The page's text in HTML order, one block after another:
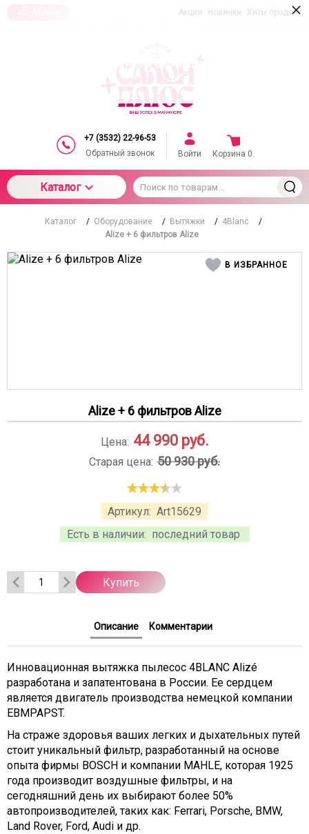
Акции Новинки Хиты продаж
+7 (3532) 22-96-53
Обратный звонок
Войти Корзина 0
Каталог
Каталог / Оборудование / Вытяжки / 4Blanc
/
Alize + 6 фильтров Alize
В ИЗБРАННОЕ
Alize + 6 фильтров Alize
Артикул: Art15629
Есть в наличии: последний товар
Цена: 44 990 руб.
Старая цена: 50 930 руб.
Купить
Описание Комментарии
Инновационная вытяжка пылесос 4BLANC Alizé
разработана и запатентована в России. Ее сердцем
является двигатель производства немецкой компании
EBMPAPST.
На страже здоровья ваших легких и дыхательных путей
стоит уникальный фильтр, разработанный на основе
опыта фирмы BOSCH и компании MAHLE, которая 1925
года производит воздушные фильтры, и на
сегодняшний день их выбирают более 50%
автопроизводителей, таких как: Ferrari, Porsche, BMW,
Land Rover, Ford, Audi и др.
компанией cookie-файлов в соответствии с
настоящим соглашением в отношении данного
×